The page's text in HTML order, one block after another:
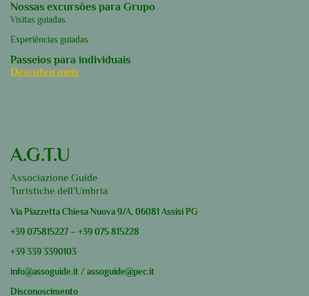
Nossas excursões para Grupo
Visitas guiadas
Experiências guiadas
Passeios para individuais
Descubra mais
A.G.T.U
Associazione Guide
Turistiche dell’Umbria
Via Piazzetta Chiesa Nuova 9/A, 06081 Assisi PG
+39 075815227 – +39 075 815228
+39 339 3390103
info@assoguide.it / assoguide@pec.it
Disconoscimento